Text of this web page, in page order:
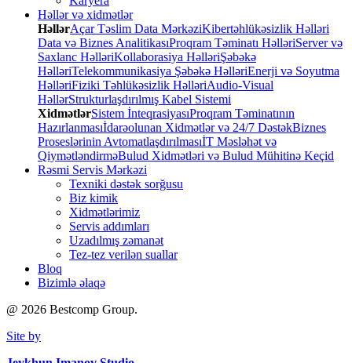
Həllər və xidmətlər
HəllərAçar Təslim Data MərkəziKibertəhlükəsizlik Həlləri
Data və Biznes AnalitikasıProqram Təminatı HəlləriServer və
Saxlanc HəlləriKollaborasiya HəlləriŞəbəkə
HəlləriTelekommunikasiya Şəbəkə HəlləriEnerji və Soyutma
HəlləriFiziki Təhlükəsizlik HəlləriAudio-Visual
HəllərStrukturlaşdırılmış Kabel Sistemi
XidmətlərSistem İnteqrasiyasıProqram Təminatının
Hazırlanmasıİdarəolunan Xidmətlər və 24/7 DəstəkBiznes
Proseslərinin AvtomatlaşdırılmasıİT Məsləhət və
QiymətləndirməBulud Xidmətləri və Bulud Mühitinə Keçid
Rəsmi Servis Mərkəzi
Texniki dəstək sorğusu
Biz kimik
Xidmətlərimiz
Servis addımları
Uzadılmış zəmanət
Tez-tez verilən suallar
Bloq
Bizimlə əlaqə
@ 2026 Bestcomp Group.
Site by